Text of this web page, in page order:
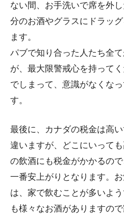
ない間、お手洗いで席を外
分のお酒やグラスにドラッ
ます。
パブで知り合った人たち全
が、最大限警戒心を持って
でしまって、意識がなくな
す。
最後に、カナダの税金は高
違いますが、どこにいって
の飲酒にも税金がかかるの
一番安上がりとなります。
は、家で飲むことが多いよ
も様々なお酒がありますの